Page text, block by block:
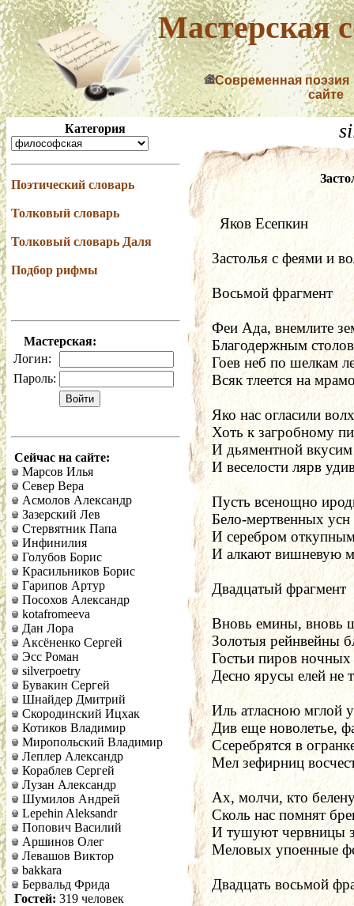
Мастерская
Современная поэзия
сайте
Категория
Поэтический словарь
Толковый словарь
Толковый словарь Даля
Подбор рифмы
Мастерская:
Логин:
Пароль:
Сейчас на сайте:
Марсов Илья
Север Вера
Асмолов Александр
Зазерский Лев
Стервятник Папа
Инфинилия
Голубов Борис
Красильников Борис
Гарипов Артур
Посохов Александр
kotafromeeva
Дан Лора
Аксёненко Сергей
Эсс Роман
silverpoetry
Бувакин Сергей
Шнайдер Дмитрий
Скородинский Ицхак
Котиков Владимир
Миропольский Владимир
Леплер Александр
Кораблев Сергей
Лузан Александр
Шумилов Андрей
Lepehin Aleksandr
Попович Василий
Аршинов Олег
Левашов Виктор
bakkara
Бервальд Фрида
Гостей: 319 человек
  Яков Есепкин
Застолья с феями и
Восьмой фрагмент
Феи Ада, внемлите
Благодержным
Гоев неб по шелкам
Всяк тлеется на
Яко нас огласили
Хоть к загробному
И дьяментной
И веселости лярв
Пусть всенощно
Бело-мертвенных усн
И серебром откупным
И алкают вишневую
Двадцатый фрагмент
Вновь емины, вновь
Золотыя рейнвейны
Гостьи пиров ночных
Десно ярусы елей не
Иль атласною мглой
Див еще новолетье,
Ссеребрятся в
Мел зефирниц
Ах, молчи, кто
Сколь нас помнят
И тушуют червницы
Меловых упоенные
Двадцать восьмой